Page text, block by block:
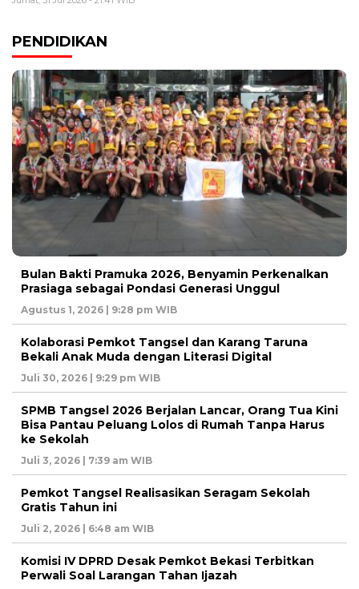
PENDIDIKAN
Bulan Bakti Pramuka 2026, Benyamin Perkenalkan
Prasiaga sebagai Pondasi Generasi Unggul
Agustus 1, 2026 | 9:28 pm WIB
Kolaborasi Pemkot Tangsel dan Karang Taruna
Bekali Anak Muda dengan Literasi Digital
Juli 30, 2026 | 9:29 pm WIB
SPMB Tangsel 2026 Berjalan Lancar, Orang Tua Kini
Bisa Pantau Peluang Lolos di Rumah Tanpa Harus
ke Sekolah
Juli 3, 2026 | 7:39 am WIB
Pemkot Tangsel Realisasikan Seragam Sekolah
Gratis Tahun ini
Juli 2, 2026 | 6:48 am WIB
Komisi IV DPRD Desak Pemkot Bekasi Terbitkan
Perwali Soal Larangan Tahan Ijazah